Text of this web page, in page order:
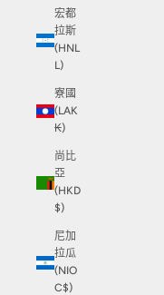
宏都
拉斯
(HNL
L)
寮國
(LAK
₭)
尚比
亞
(HKD
$)
尼加
拉瓜
(NIO
C$)